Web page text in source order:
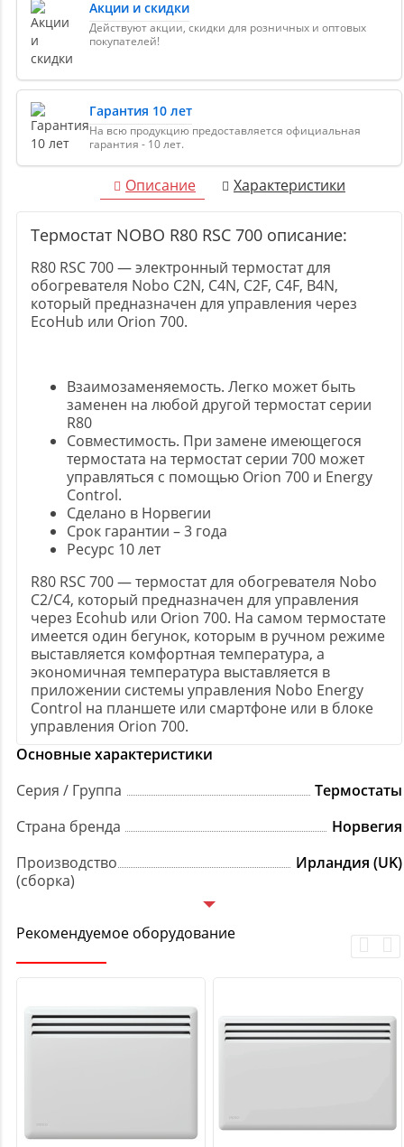
Акции и скидки
Действуют акции, скидки для розничных и оптовых
покупателей!
Гарантия 10 лет
На всю продукцию предоставляется официальная
гарантия - 10 лет.
Описание Характеристики
Термостат NOBO R80 RSC 700 описание:
R80 RSC 700 — электронный термостат для
обогревателя Nobo C2N, С4N, C2F, С4F, B4N,
который предназначен для управления через
EcoHub или Oriоn 700.
Взаимозаменяемость. Легко может быть
заменен на любой другой термостат серии
R80
Совместимость. При замене имеющегося
термостата на термостат серии 700 может
управляться с помощью Orion 700 и Energy
Control.
Сделано в Норвегии
Срок гарантии – 3 года
Ресурс 10 лет
R80 RSC 700 — термостат для обогревателя Nobo
C2/С4, который предназначен для управления
через Ecohub или Oriоn 700. На самом термостате
имеется один бегунок, которым в ручном режиме
выставляется комфортная температура, а
экономичная температура выставляется в
приложении системы управления Nobo Energy
Control на планшете или смартфоне или в блоке
управления Oriоn 700.
Основные характеристики
Серия / Группа
Термостаты
Страна бренда
Норвегия
Производство
(сборка)
Ирландия (UK)
Рекомендуемое оборудование